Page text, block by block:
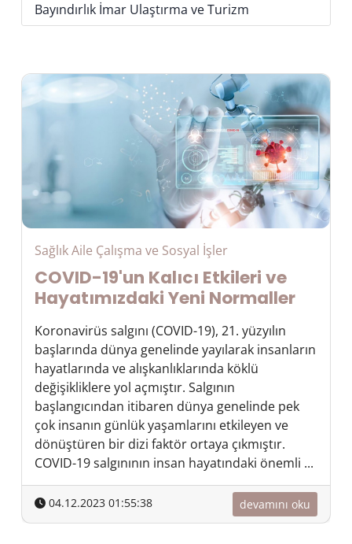
Bayındırlık İmar Ulaştırma ve Turizm
Sağlık Aile Çalışma ve Sosyal İşler
COVID-19'un Kalıcı Etkileri ve
Hayatımızdaki Yeni Normaller
Koronavirüs salgını (COVID-19), 21. yüzyılın
başlarında dünya genelinde yayılarak insanların
hayatlarında ve alışkanlıklarında köklü
değişikliklere yol açmıştır. Salgının
başlangıcından itibaren dünya genelinde pek
çok insanın günlük yaşamlarını etkileyen ve
dönüştüren bir dizi faktör ortaya çıkmıştır.
COVID-19 salgınının insan hayatındaki önemli ...
04.12.2023 01:55:38 devamını oku